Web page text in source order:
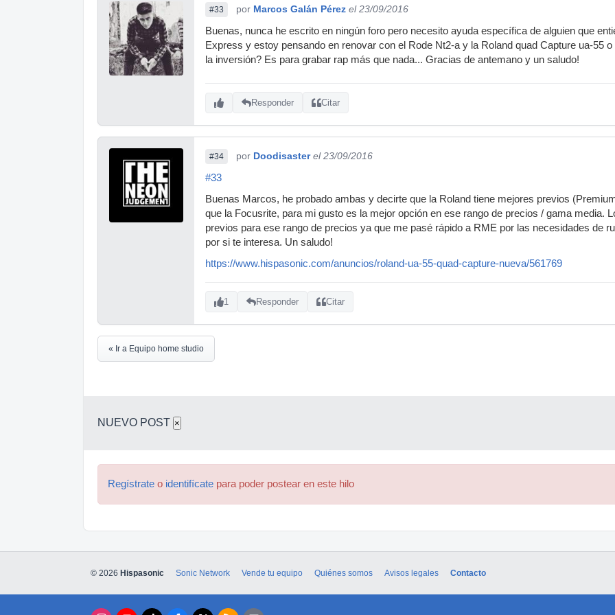
#33 por Marcos Galán Pérez el 23/09/2016
Buenas, nunca he escrito en ningún foro pero necesito ayuda específica de alguien que
Express y estoy pensando en renovar con el Rode Nt2-a y la Roland quad Capture ua-55
la inversión? Es para grabar rap más que nada... Gracias de antemano y un saludo!
Responder Citar
#34 por Doodisaster el 23/09/2016
#33
Buenas Marcos, he probado ambas y decirte que la Roland tiene mejores previos
que la Focusrite, para mi gusto es la mejor opción en ese rango de precios / gama media.
previos para ese rango de precios ya que me pasé rápido a RME por las necesidades de
por si te interesa. Un saludo!
https://www.hispasonic.com/anuncios/roland-ua-55-quad-capture-nueva/561769
1 Responder Citar
« Ir a Equipo home studio
NUEVO POST ×
Regístrate o identifícate para poder postear en este hilo
© 2026 Hispasonic Sonic Network Vende tu equipo Quiénes somos Avisos legales Contacto